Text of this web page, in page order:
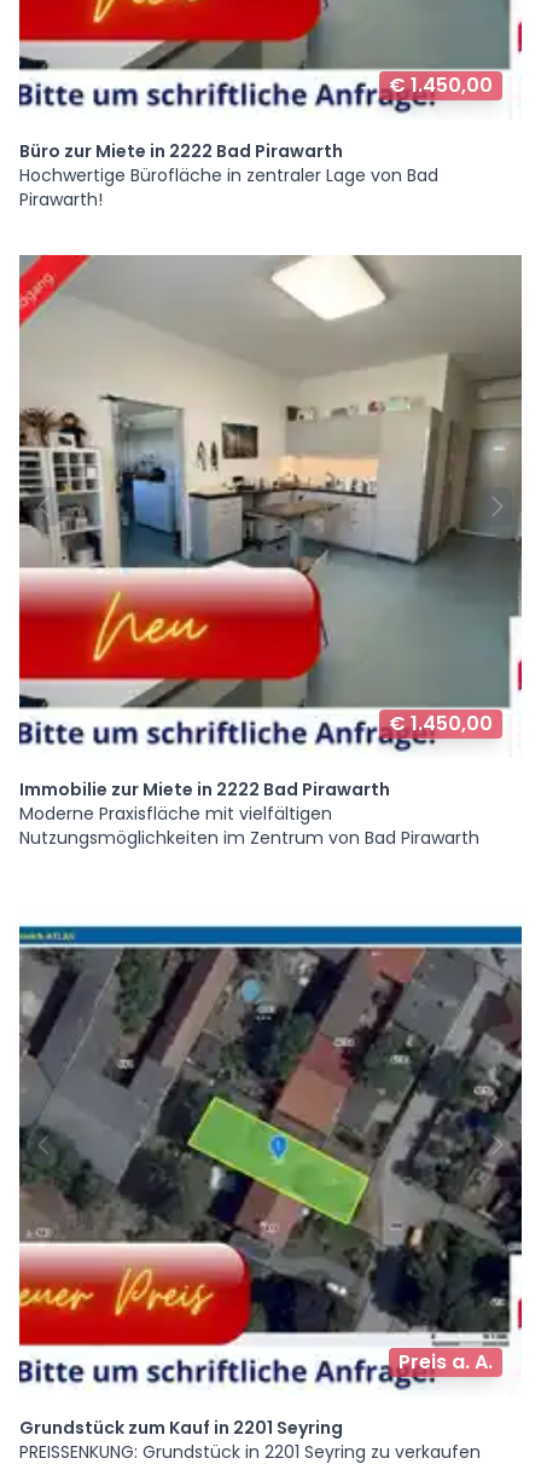
€ 1.450,00
Büro zur Miete in 2222 Bad Pirawarth
Hochwertige Bürofläche in zentraler Lage von Bad
Pirawarth!
€ 1.450,00
Immobilie zur Miete in 2222 Bad Pirawarth
Moderne Praxisfläche mit vielfältigen
Nutzungsmöglichkeiten im Zentrum von Bad Pirawarth
Preis a. A.
Grundstück zum Kauf in 2201 Seyring
PREISSENKUNG: Grundstück in 2201 Seyring zu verkaufen